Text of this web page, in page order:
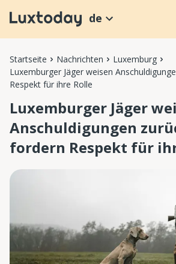
de
Startseite Nachrichten
Luxemburg
Luxemburger Jäger weisen
Respekt für ihre Rolle
Luxemburger Jäger
Anschuldigungen
fordern Respekt für